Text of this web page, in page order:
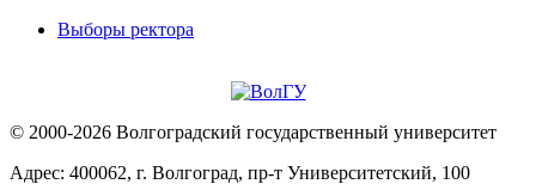
Выборы ректора
© 2000-2026 Волгоградский государственный университет
Адрес: 400062, г. Волгоград, пр-т Университетский, 100